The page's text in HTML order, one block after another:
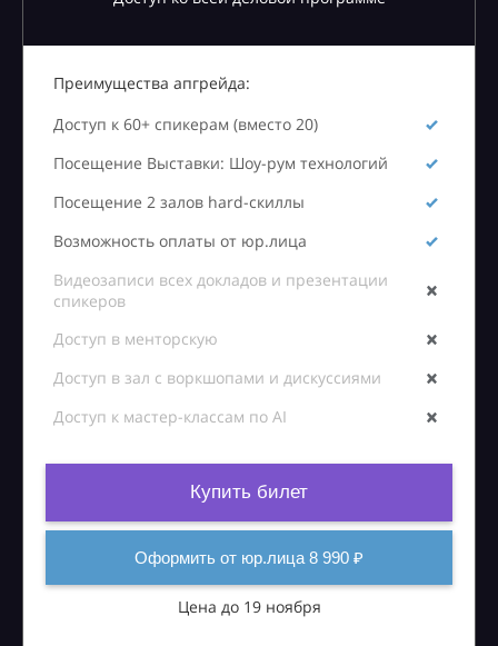
Преимущества апгрейда:
Доступ к 60+ спикерам (вместо 20)
Посещение Выставки: Шоу-рум технологий
Посещение 2 залов hard-скиллы
Возможность оплаты от юр.лица
Видеозаписи всех докладов и презентации
спикеров
Доступ в менторскую
Доступ в зал с воркшопами и дискуссиями
Доступ к мастер-классам по AI
Купить билет
Оформить от юр.лица 8 990 ₽
Цена до 19 ноября